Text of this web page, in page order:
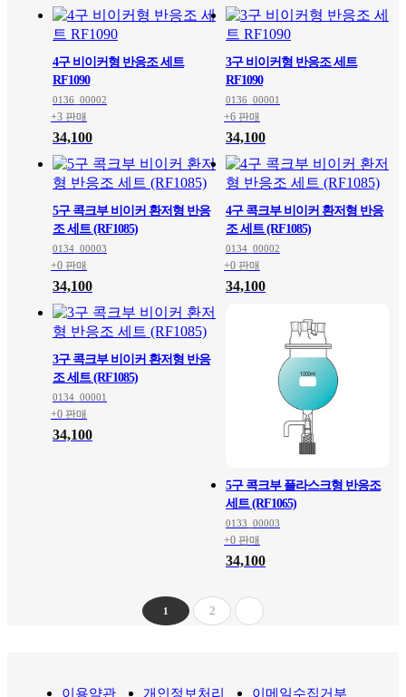
4구 비이커형 반응조 세트
RF1090
0136_00002
+3 판매
34,100
3구 비이커형 반응조 세트
RF1090
0136_00001
+6 판매
34,100
5구 콕크부 비이커 환저형 반응
조 세트 (RF1085)
0134_00003
+0 판매
34,100
4구 콕크부 비이커 환저형 반응
조 세트 (RF1085)
0134_00002
+0 판매
34,100
3구 콕크부 비이커 환저형 반응
조 세트 (RF1085)
0134_00001
+0 판매
34,100
5구 콕크부 플라스크형 반응조
세트 (RF1065)
0133_00003
+0 판매
34,100
1 2
이용약관 개인정보처리 이메일수집거부